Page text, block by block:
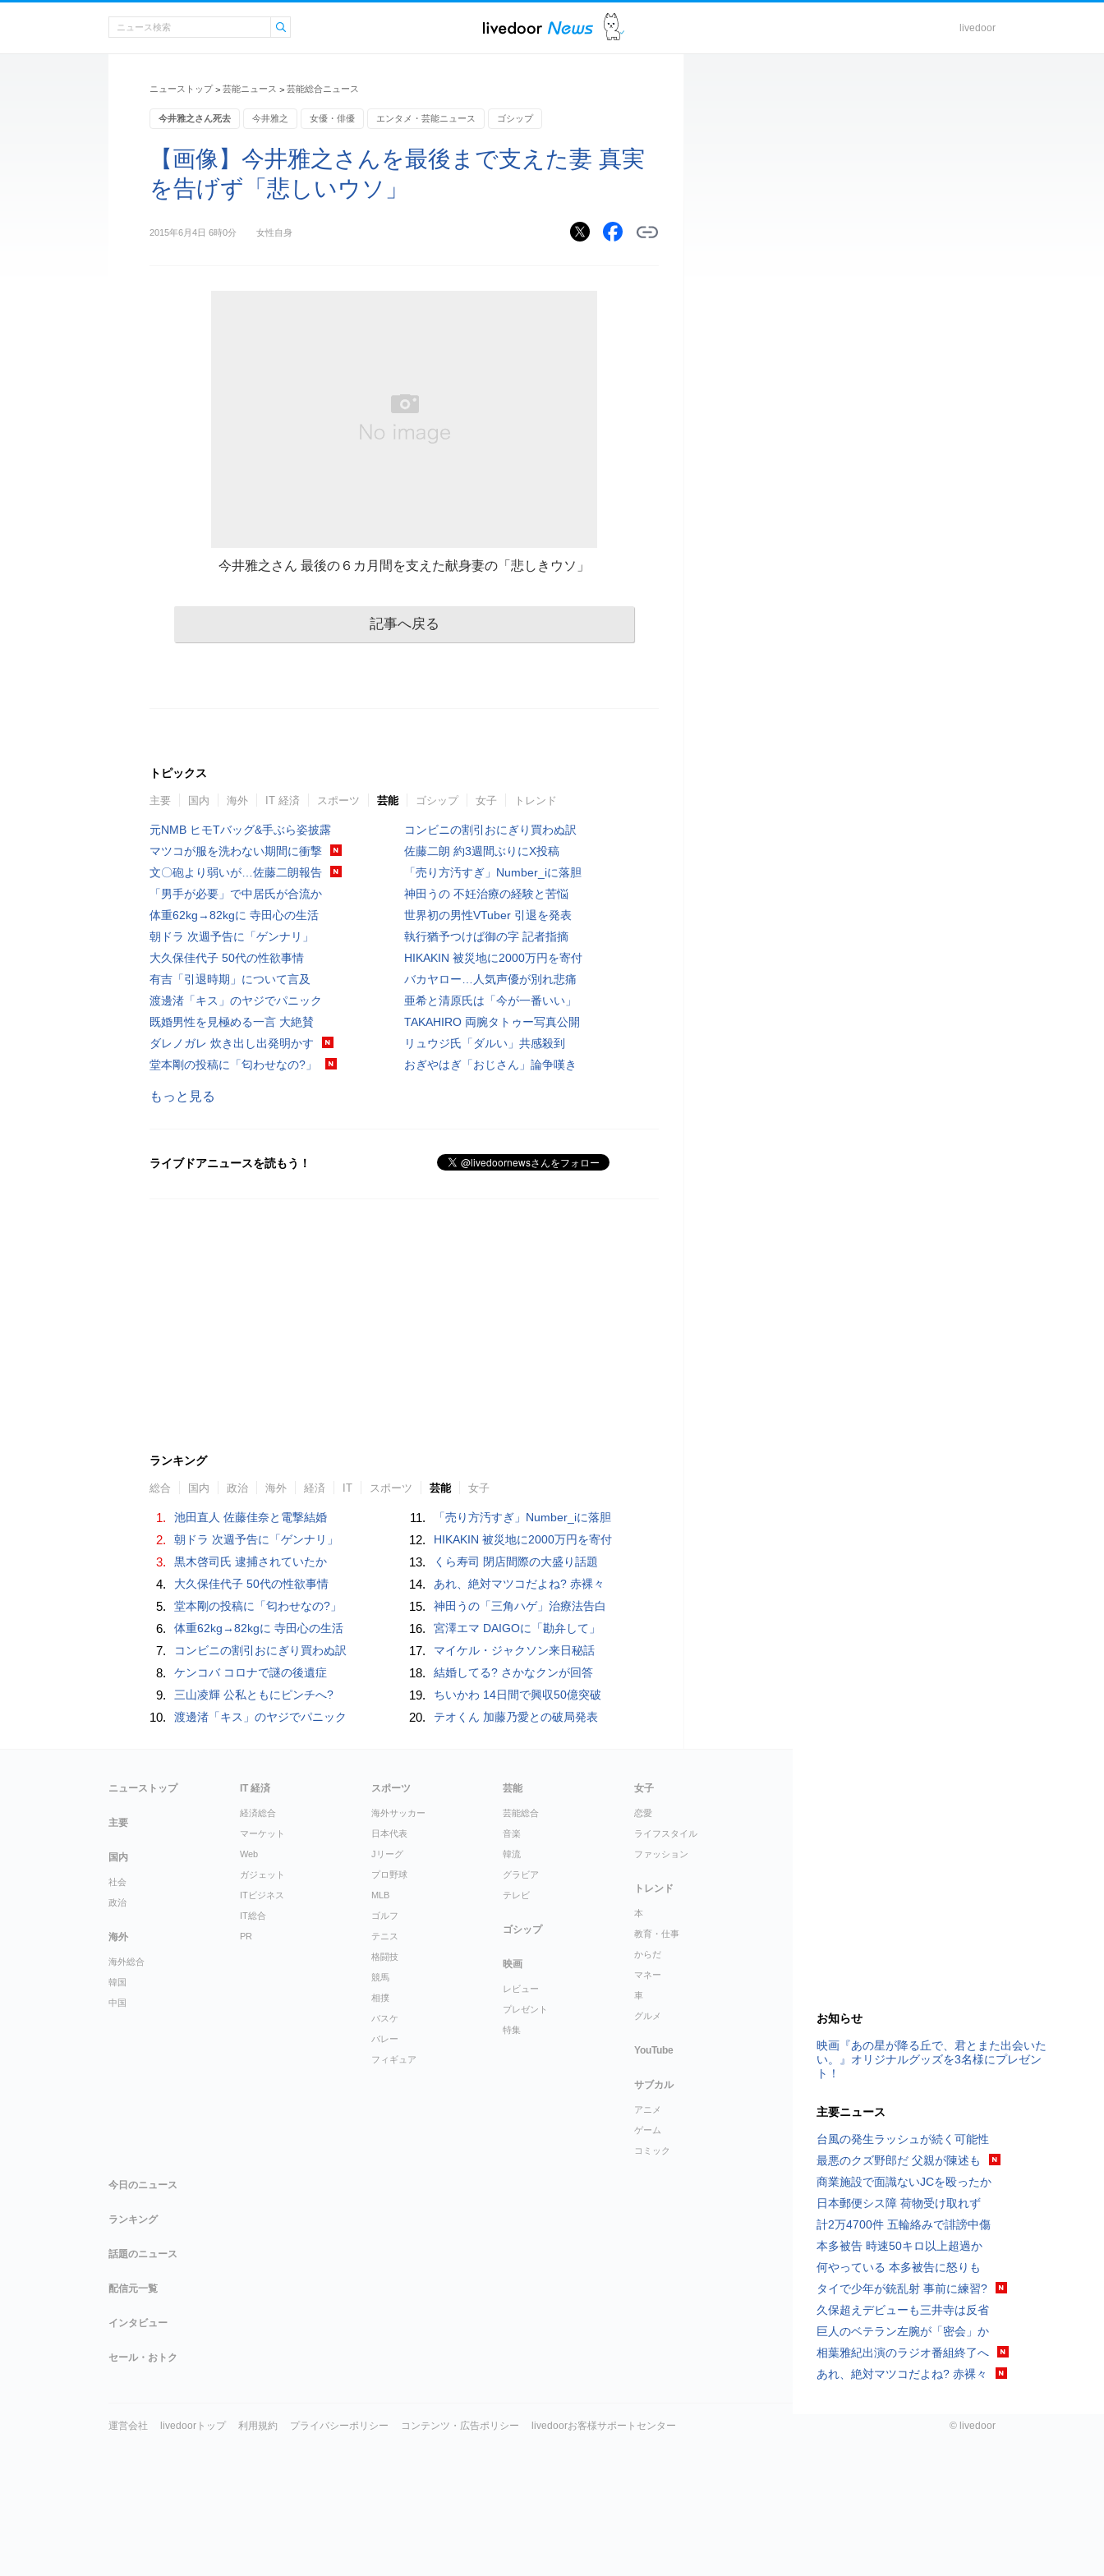
livedoor
ニューストップ > 芸能ニュース > 芸能総合ニュース
今井雅之さん死去 今井雅之 女優・俳優 エンタメ・芸能ニュース ゴシップ
【画像】今井雅之さんを最後まで支えた妻 真実
を告げず「悲しいウソ」
2015年6月4日 6時0分 女性自身
今井雅之さん 最後の６カ月間を支えた献身妻の「悲しきウソ」
記事へ戻る
トピックス
主要 国内 海外 IT 経済 スポーツ 芸能 ゴシップ 女子 トレンド
元NMB ヒモTバッグ&手ぶら姿披露
マツコが服を洗わない期間に衝撃
文〇砲より弱いが…佐藤二朗報告
「男手が必要」で中居氏が合流か
体重62kg→82kgに 寺田心の生活
朝ドラ 次週予告に「ゲンナリ」
大久保佳代子 50代の性欲事情
有吉「引退時期」について言及
渡邊渚「キス」のヤジでパニック
既婚男性を見極める一言 大絶賛
ダレノガレ 炊き出し出発明かす
堂本剛の投稿に「匂わせなの?」
コンビニの割引おにぎり買わぬ訳
佐藤二朗 約3週間ぶりにX投稿
「売り方汚すぎ」Number_iに落胆
神田うの 不妊治療の経験と苦悩
世界初の男性VTuber 引退を発表
執行猶予つけば御の字 記者指摘
HIKAKIN 被災地に2000万円を寄付
バカヤロー…人気声優が別れ悲痛
亜希と清原氏は「今が一番いい」
TAKAHIRO 両腕タトゥー写真公開
リュウジ氏「ダルい」共感殺到
おぎやはぎ「おじさん」論争嘆き
もっと見る
ライブドアニュースを読もう！
ランキング
総合 国内 政治 海外 経済 IT スポーツ 芸能 女子
1. 池田直人 佐藤佳奈と電撃結婚
2. 朝ドラ 次週予告に「ゲンナリ」
3. 黒木啓司氏 逮捕されていたか
4. 大久保佳代子 50代の性欲事情
5. 堂本剛の投稿に「匂わせなの?」
6. 体重62kg→82kgに 寺田心の生活
7. コンビニの割引おにぎり買わぬ訳
8. ケンコバ コロナで謎の後遺症
9. 三山凌輝 公私ともにピンチへ?
10. 渡邊渚「キス」のヤジでパニック
11. 「売り方汚すぎ」Number_iに落胆
12. HIKAKIN 被災地に2000万円を寄付
13. くら寿司 閉店間際の大盛り話題
14. あれ、絶対マツコだよね? 赤裸々
15. 神田うの「三角ハゲ」治療法告白
16. 宮澤エマ DAIGOに「勘弁して」
17. マイケル・ジャクソン来日秘話
18. 結婚してる? さかなクンが回答
19. ちいかわ 14日間で興収50億突破
20. テオくん 加藤乃愛との破局発表
お知らせ
映画『あの星が降る丘で、君とまた出会いた
い。』オリジナルグッズを3名様にプレゼン
ト！
主要ニュース
台風の発生ラッシュが続く可能性
最悪のクズ野郎だ 父親が陳述も
商業施設で面識ないJCを殴ったか
日本郵便シス障 荷物受け取れず
計2万4700件 五輪絡みで誹謗中傷
本多被告 時速50キロ以上超過か
何やっている 本多被告に怒りも
タイで少年が銃乱射 事前に練習?
久保超えデビューも三井寺は反省
巨人のベテラン左腕が「密会」か
相葉雅紀出演のラジオ番組終了へ
あれ、絶対マツコだよね? 赤裸々
ニューストップ
主要
国内
社会
政治
海外
海外総合
韓国
中国
IT 経済
経済総合
マーケット
Web
ガジェット
ITビジネス
IT総合
PR
スポーツ
海外サッカー
日本代表
Jリーグ
プロ野球
MLB
ゴルフ
テニス
格闘技
競馬
相撲
バスケ
バレー
フィギュア
芸能
芸能総合
音楽
韓流
グラビア
テレビ
ゴシップ
映画
レビュー
プレゼント
特集
女子
恋愛
ライフスタイル
ファッション
トレンド
本
教育・仕事
からだ
マネー
車
グルメ
YouTube
サブカル
アニメ
ゲーム
コミック
今日のニュース
ランキング
話題のニュース
配信元一覧
インタビュー
セール・おトク
運営会社 livedoorトップ 利用規約 プライバシーポリシー コンテンツ・広告ポリシー livedoorお客様サポートセンター © livedoor